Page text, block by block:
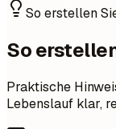
So erstellen
So
Praktische
Lebenslauf klar,